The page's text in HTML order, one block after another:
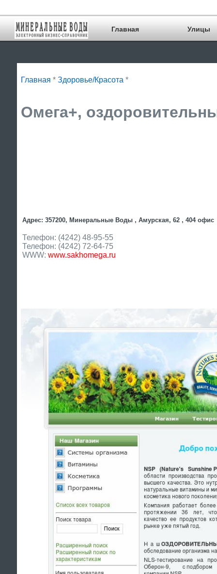
Главная Улицы
Главная * Здоровье/Красота *
Омега+,
Адрес: 357200, Минеральные Воды , Амурская, 62 , 404 офис
Телефон: (4242) 48-95-55
Телефон: (4242) 72-64-75
WWW: www.sakhomega.ru